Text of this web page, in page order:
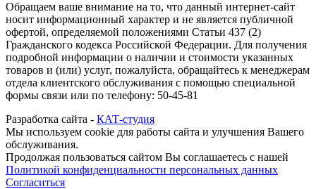
Обращаем ваше внимание на то, что данный интернет-сайт
носит информационный характер и не является публичной
офертой, определяемой положениями Статьи 437 (2)
Гражданского кодекса Российской Федерации. Для получения
подробной информации о наличии и стоимости указанных
товаров и (или) услуг, пожалуйста, обращайтесь к менеджерам
отдела клиентского обслуживания с помощью специальной
формы связи или по телефону: 50-45-81
Разработка сайта - КАТ-студия
Мы используем cookie для работы сайта и улучшения Вашего
обслуживания.
Продолжая пользоваться сайтом Вы соглашаетесь с нашей
Политикой конфиденциальности персональных данных
Согласиться